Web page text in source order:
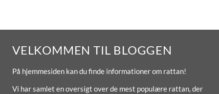
VELKOMMEN TIL BLOGGEN
På hjemmesiden kan du finde informationer om rattan!
Vi har samlet en oversigt over de mest populære rattan, der